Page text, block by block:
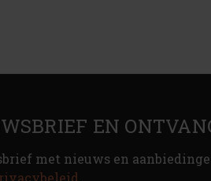
EN
met nieuws en
.